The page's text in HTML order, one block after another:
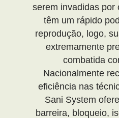
serem invadidas por
têm um rápido
reprodução, logo,
extremamente
combatida
Nacionalmente
eficiência nas
Sani System
barreira, bloqueio,